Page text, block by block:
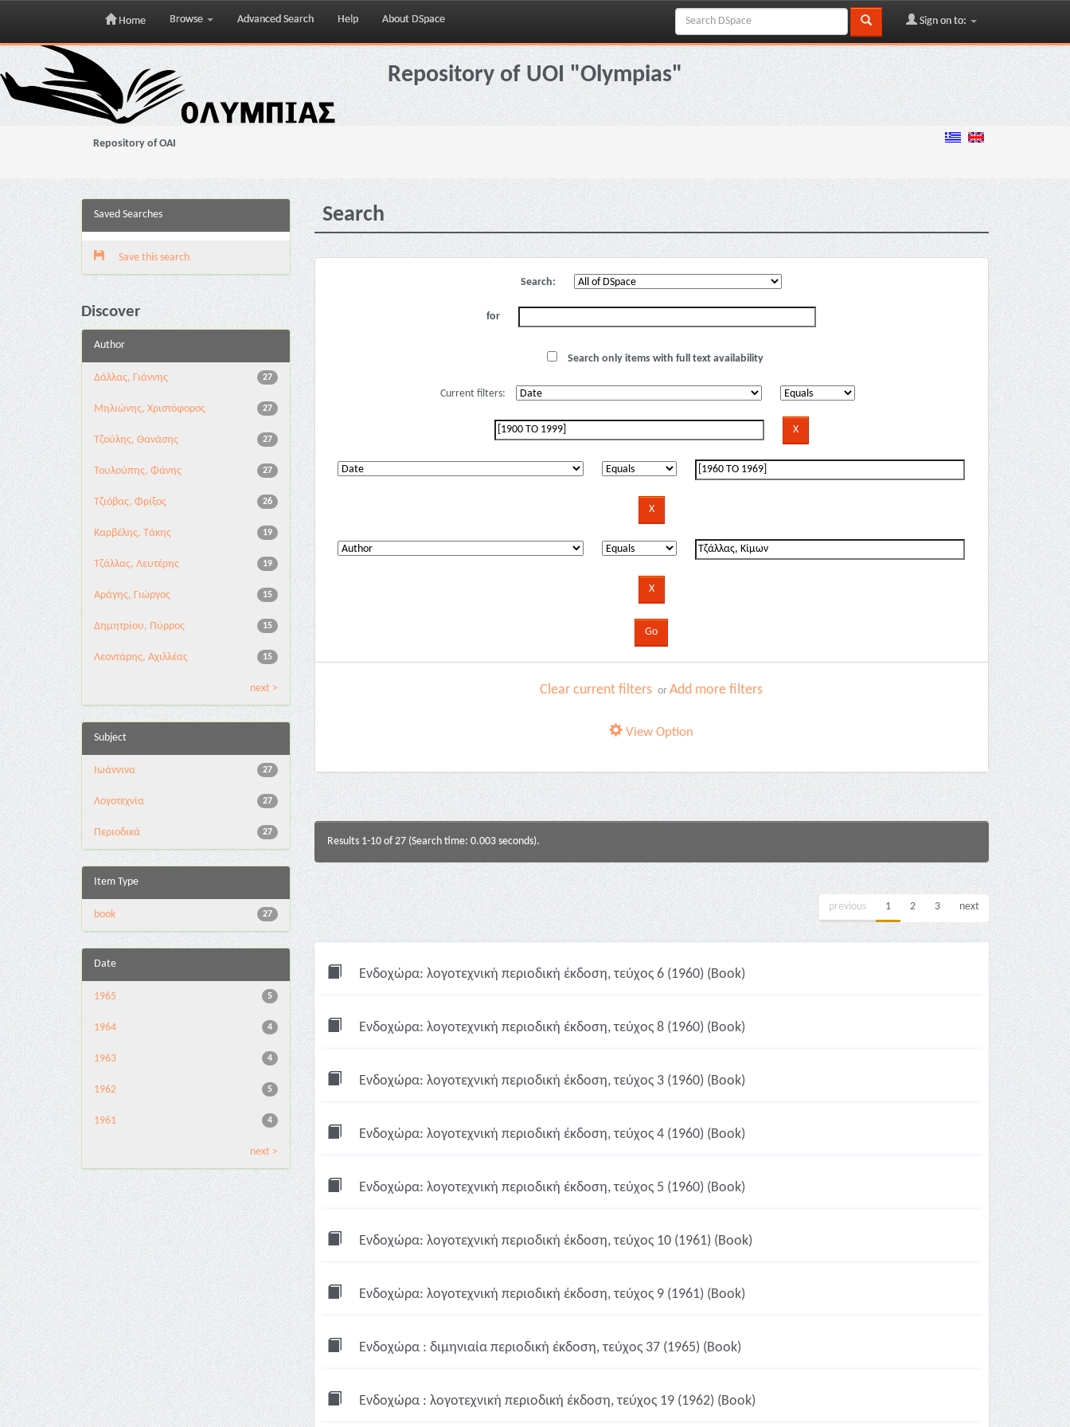
Skip
navigation
Home Browse Advanced Search Help About DSpace Sign on to:
Repository of UOI "Olympias"
Repository of OAI
Saved Searches
Save this search
Discover
Author
27
Δάλλας, Γιάννης
27
Μηλιώνης, Χριστόφορος
27
Τζούλης, Θανάσης
27
Τουλούπης, Φάνης
26
Τζιόβας, Φρίξος
19
Καρβέλης, Τάκης
19
Τζάλλας, Λευτέρης
15
Αράγης, Γιώργος
15
Δημητρίου, Πύρρος
15
Λεοντάρης, Αχιλλέας
next >
Subject
27
Ιωάννινα
27
Λογοτεχνία
27
Περιοδικά
Item Type
27
book
Date
5
1965
4
1964
4
1963
5
1962
4
1961
next >
Search
Search:
for
Search only items with full text availability
Current filters:
Clear current filters orAdd more filters
View Option
Results 1-10 of 27 (Search time: 0.003 seconds).
previous 1 2 3 next
Ενδοχώρα: λογοτεχνική περιοδική έκδοση, τεύχος 6 (1960) (Book)
Ενδοχώρα: λογοτεχνική περιοδική έκδοση, τεύχος 8 (1960) (Book)
Ενδοχώρα: λογοτεχνική περιοδική έκδοση, τεύχος 3 (1960) (Book)
Ενδοχώρα: λογοτεχνική περιοδική έκδοση, τεύχος 4 (1960) (Book)
Ενδοχώρα: λογοτεχνική περιοδική έκδοση, τεύχος 5 (1960) (Book)
Ενδοχώρα: λογοτεχνική περιοδική έκδοση, τεύχος 10 (1961) (Book)
Ενδοχώρα: λογοτεχνική περιοδική έκδοση, τεύχος 9 (1961) (Book)
Ενδοχώρα : διμηνιαία περιοδική έκδοση, τεύχος 37 (1965) (Book)
Ενδοχώρα : λογοτεχνική περιοδική έκδοση, τεύχος 19 (1962) (Book)